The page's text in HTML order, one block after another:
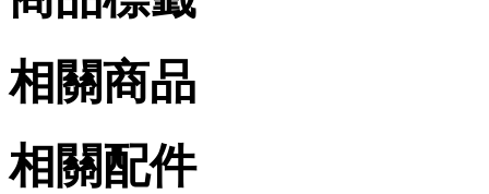
相關商品
相關配件